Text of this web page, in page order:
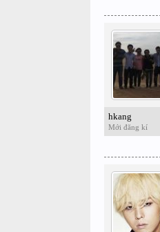
hkang
Mới đăng kí